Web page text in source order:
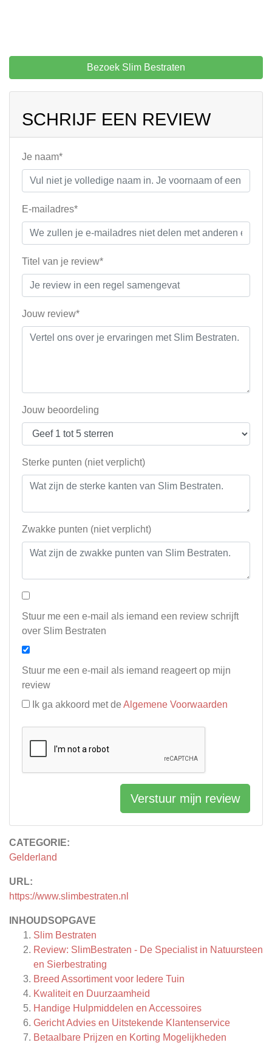
CATEGORIE:
Gelderland
URL:
https://www.slimbestraten.nl
INHOUDSOPGAVE
Slim Bestraten
Review: SlimBestraten - De Specialist in Natuursteen
en Sierbestrating
Breed Assortiment voor Iedere Tuin
Kwaliteit en Duurzaamheid
Handige Hulpmiddelen en Accessoires
Gericht Advies en Uitstekende Klantenservice
Betaalbare Prijzen en Korting Mogelijkheden
Bezoek Slim Bestraten
SCHRIJF EEN REVIEW
Je naam*
E-mailadres*
Titel van je review*
Jouw review*
Jouw beoordeling
Sterke punten (niet verplicht)
Zwakke punten (niet verplicht)
Stuur me een e-mail als iemand een review schrijft
over Slim Bestraten
Stuur me een e-mail als iemand reageert op mijn
review
Ik ga akkoord met de Algemene Voorwaarden
Verstuur mijn review